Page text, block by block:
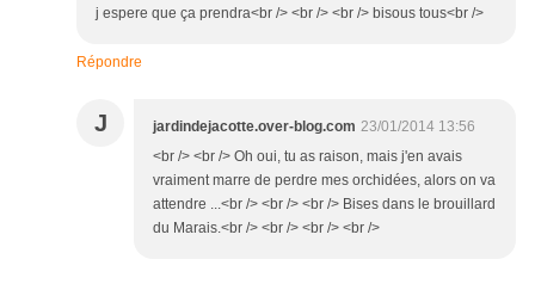
j espere que ça prendra<br /> <br /> <br /> bisous tous<br />
Répondre
J jardindejacotte.over-blog.com 23/01/2014 13:56
<br /> <br /> Oh oui, tu as raison, mais j'en avais
vraiment marre de perdre mes orchidées, alors on va
attendre ...<br /> <br /> <br /> Bises dans le brouillard
du Marais.<br /> <br /> <br /> <br />